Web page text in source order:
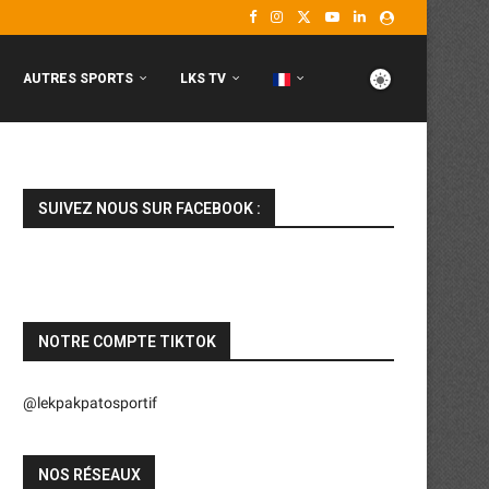
AUTRES SPORTS LKS TV
SUIVEZ NOUS SUR FACEBOOK :
NOTRE COMPTE TIKTOK
@lekpakpatosportif
NOS RÉSEAUX